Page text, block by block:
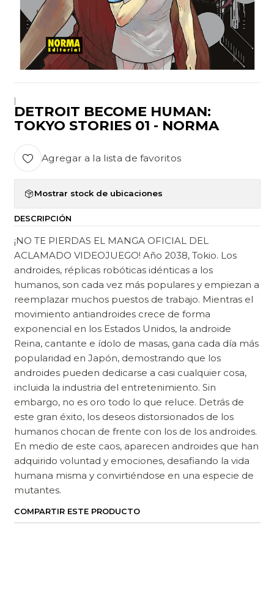
|
DETROIT BECOME HUMAN:
TOKYO STORIES 01 - NORMA
Agregar a la lista de favoritos
Mostrar stock de ubicaciones
DESCRIPCIÓN
¡NO TE PIERDAS EL MANGA OFICIAL DEL
ACLAMADO VIDEOJUEGO! Año 2038, Tokio. Los
androides, réplicas robóticas idénticas a los
humanos, son cada vez más populares y empiezan a
reemplazar muchos puestos de trabajo. Mientras el
movimiento antiandroides crece de forma
exponencial en los Estados Unidos, la androide
Reina, cantante e ídolo de masas, gana cada día más
popularidad en Japón, demostrando que los
androides pueden dedicarse a casi cualquier cosa,
incluida la industria del entretenimiento. Sin
embargo, no es oro todo lo que reluce. Detrás de
este gran éxito, los deseos distorsionados de los
humanos chocan de frente con los de los androides.
En medio de este caos, aparecen androides que han
adquirido voluntad y emociones, desafiando la vida
humana misma y convirtiéndose en una especie de
mutantes.
COMPARTIR ESTE PRODUCTO